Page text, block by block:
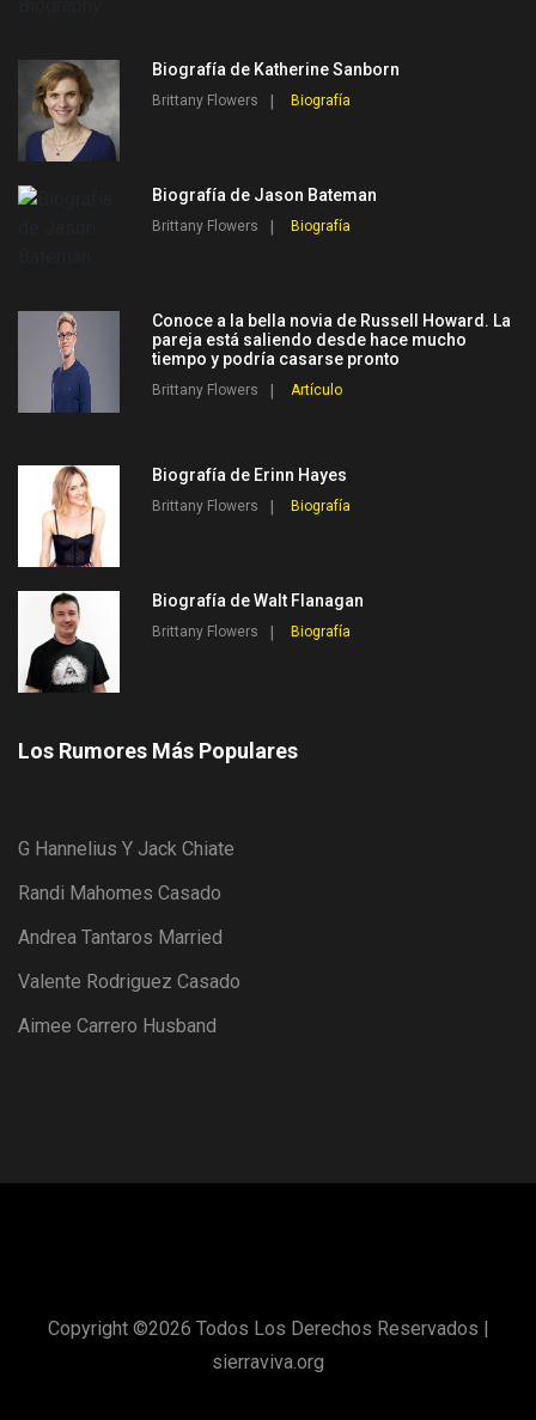
Biografía de Katherine Sanborn
Brittany Flowers Biografía
Biografía de Jason Bateman
Brittany Flowers Biografía
Conoce a la bella novia de Russell Howard. La
pareja está saliendo desde hace mucho
tiempo y podría casarse pronto
Brittany Flowers Artículo
Biografía de Erinn Hayes
Brittany Flowers Biografía
Biografía de Walt Flanagan
Brittany Flowers Biografía
Los Rumores Más Populares
G Hannelius Y Jack Chiate
Randi Mahomes Casado
Andrea Tantaros Married
Valente Rodriguez Casado
Aimee Carrero Husband
Copyright ©2026 Todos Los Derechos Reservados |
sierraviva.org